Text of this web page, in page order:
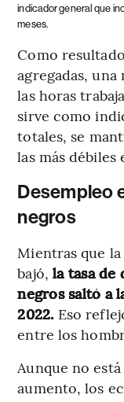
indicador general que
meses.
Como
agregadas,
las horas
sirve como
totales, se
las más débiles
Desempleo
negros
Mientras que
bajó, la tasa de
negros saltó a
2022. Eso
entre los
Aunque no
aumento, los